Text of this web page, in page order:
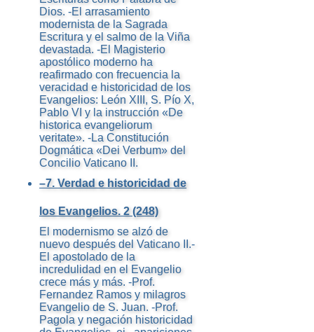
Dios. -El arrasamiento
modernista de la Sagrada
Escritura y el salmo de la Viña
devastada. -El Magisterio
apostólico moderno ha
reafirmado con frecuencia la
veracidad e historicidad de los
Evangelios: León XIII, S. Pío X,
Pablo VI y la instrucción «De
historica evangeliorum
veritate». -La Constitución
Dogmática «Dei Verbum» del
Concilio Vaticano II.
–7. Verdad e historicidad de
los Evangelios. 2 (248)
El modernismo se alzó de
nuevo después del Vaticano II.-
El apostolado de la
incredulidad en el Evangelio
crece más y más. -Prof.
Fernandez Ramos y milagros
Evangelio de S. Juan. -Prof.
Pagola y negación historicidad